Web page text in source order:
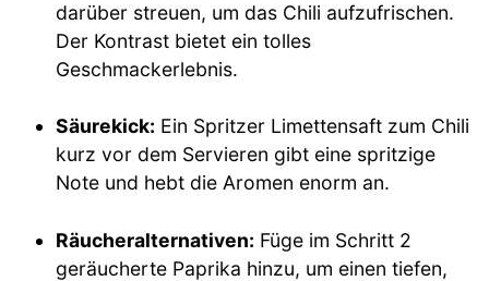
darüber streuen, um das Chili aufzufrischen.
Der Kontrast bietet ein tolles
Geschmackerlebnis.
Säurekick: Ein Spritzer Limettensaft zum Chili
kurz vor dem Servieren gibt eine spritzige
Note und hebt die Aromen enorm an.
Räucheralternativen: Füge im Schritt 2
geräucherte Paprika hinzu, um einen tiefen,